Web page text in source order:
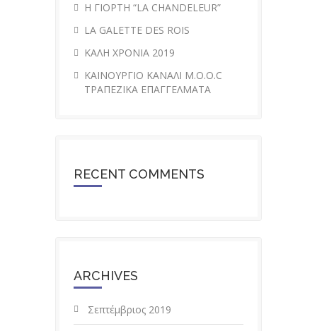
H ΓΙΟΡΤΗ “LA CHANDELEUR”
LA GALETTE DES ROIS
ΚΑΛΗ ΧΡΟΝΙΑ 2019
ΚΑΙΝΟΥΡΓΙΟ ΚΑΝΑΛΙ M.O.O.C
ΤΡΑΠΕΖΙΚΑ ΕΠΑΓΓΕΛΜΑΤΑ
RECENT COMMENTS
ARCHIVES
Σεπτέμβριος 2019